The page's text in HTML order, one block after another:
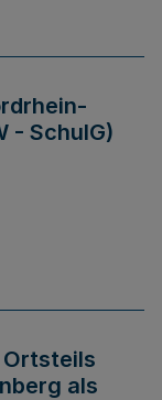
- SchulG)
als